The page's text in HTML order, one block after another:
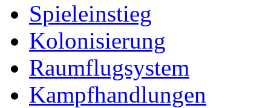
Spieleinstieg
Kolonisierung
Raumflugsystem
Kampfhandlungen